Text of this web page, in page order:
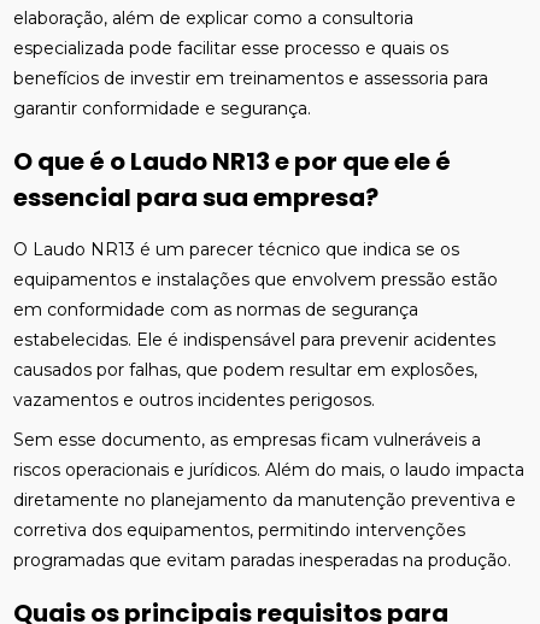
elaboração, além de explicar como a consultoria
especializada pode facilitar esse processo e quais os
benefícios de investir em treinamentos e assessoria para
garantir conformidade e segurança.
O que é o Laudo NR13 e por que ele é
essencial para sua empresa?
O Laudo NR13 é um parecer técnico que indica se os
equipamentos e instalações que envolvem pressão estão
em conformidade com as normas de segurança
estabelecidas. Ele é indispensável para prevenir acidentes
causados por falhas, que podem resultar em explosões,
vazamentos e outros incidentes perigosos.
Sem esse documento, as empresas ficam vulneráveis a
riscos operacionais e jurídicos. Além do mais, o laudo impacta
diretamente no planejamento da manutenção preventiva e
corretiva dos equipamentos, permitindo intervenções
programadas que evitam paradas inesperadas na produção.
Quais os principais requisitos para